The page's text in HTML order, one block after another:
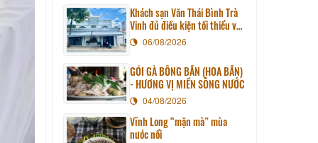
Khách sạn Văn Thái Bình Trà
Vinh đủ điều kiện tối thiểu về
cơ sở vật chất kỹ thuật và
dịch vụ của cơ sở lưu trú du
lịch
06/08/2026
GỎI GÀ BÔNG BẦN (HOA BẦN)
- HƯƠNG VỊ MIỀN SÔNG NƯỚC
04/08/2026
Vĩnh Long “mặn mà” mùa
nước nổi